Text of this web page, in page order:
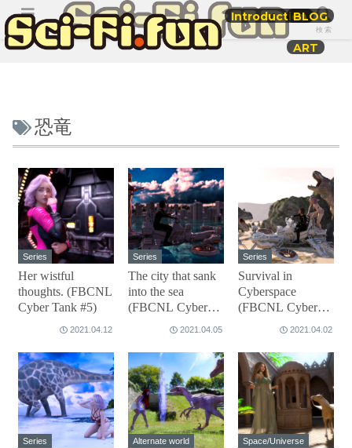
IntroductionBLOG
ART
恐竜
Series
Her wistful
thoughts. (FBCNL
Cyber Tank #5)
2021.04.12
Series
The city that sank
into the sea
(FBCNL Cyber
2021.04.05
Series
Survival in
Cyberspace
(FBCNL Cyber
2021.04.02
Series Alternate world Space/Universe
メニュー 検索